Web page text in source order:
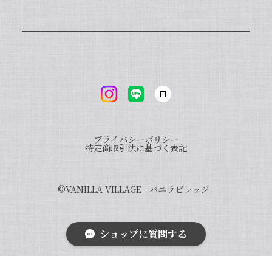
ラを使った世界のお菓子レシピもご紹介
しております。こちらもご興味ございま
しくお願い申し上げます。
プライバシーポリシー
特定商取引法に基づく表記
©︎VANILLA VILLAGE - バニラビレッジ -
ショップに質問する